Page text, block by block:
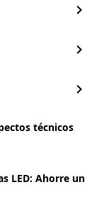
chevron_right
chevron_right
chevron_right
técnicos
LED: Ahorre un